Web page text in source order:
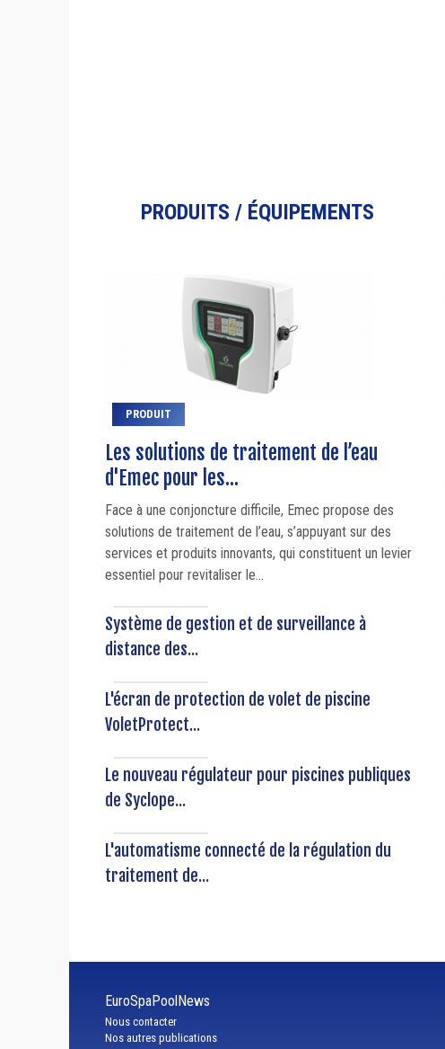
PRODUITS / ÉQUIPEMENTS
PRODUIT
Les solutions de traitement de l’eau
d'Emec pour les...
Face à une conjoncture difficile, Emec propose des
solutions de traitement de l’eau, s’appuyant sur des
services et produits innovants, qui constituent un levier
essentiel pour revitaliser le...
Système de gestion et de surveillance à
distance des...
L'écran de protection de volet de piscine
VoletProtect...
Le nouveau régulateur pour piscines publiques
de Syclope...
L'automatisme connecté de la régulation du
traitement de...
EuroSpaPoolNews
Nous contacter
Nos autres publications